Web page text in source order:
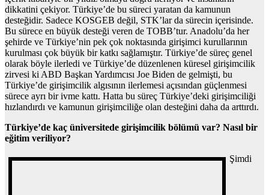
dikkatini çekiyor. Türkiye’de bu süreci yaratan da kamunun
desteğidir. Sadece KOSGEB değil, STK’lar da sürecin içerisinde.
Bu sürece en büyük desteği veren de TOBB’tur. Anadolu’da her
şehirde ve Türkiye’nin pek çok noktasında girişimci kurullarının
kurulması çok büyük bir katkı sağlamıştır. Türkiye’de süreç genel
olarak böyle ilerledi ve Türkiye’de düzenlenen küresel girişimcilik
zirvesi ki ABD Başkan Yardımcısı Joe Biden de gelmişti, bu
Türkiye’de girişimcilik algısının ilerlemesi açısından güçlenmesi
sürece ayrı bir ivme kattı. Hatta bu süreç Türkiye’deki girişimciliği
hızlandırdı ve kamunun girişimciliğe olan desteğini daha da arttırdı.
Türkiye’de kaç üniversitede girişimcilik bölümü var? Nasıl bir
eğitim veriliyor?
Şimdi